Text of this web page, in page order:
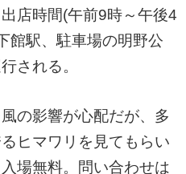
店時間(午前9時～午後4
館駅、駐車場の明野公
される。
の影響が心配だが、多
ヒマワリを見てもらい
場無料。問い合わせは